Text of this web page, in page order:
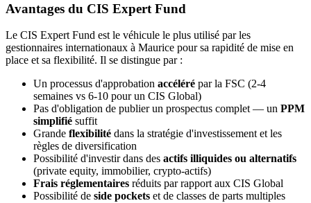
Avantages du CIS Expert Fund
Le CIS Expert Fund est le véhicule le plus utilisé par les
gestionnaires internationaux à Maurice pour sa rapidité de mise en
place et sa flexibilité. Il se distingue par :
Un processus d'approbation accéléré par la FSC (2-4
semaines vs 6-10 pour un CIS Global)
Pas d'obligation de publier un prospectus complet — un PPM
simplifié suffit
Grande flexibilité dans la stratégie d'investissement et les
règles de diversification
Possibilité d'investir dans des actifs illiquides ou alternatifs
(private equity, immobilier, crypto-actifs)
Frais réglementaires réduits par rapport aux CIS Global
Possibilité de side pockets et de classes de parts multiples